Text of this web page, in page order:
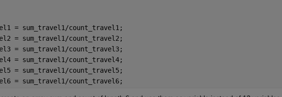
= sum_travel1/count_travel1;
= sum_travel1/count_travel2;
= sum_travel1/count_travel3;
= sum_travel1/count_travel4;
= sum_travel1/count_travel5;
= sum_travel1/count_travel6;